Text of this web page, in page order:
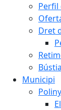
Dret
Municipi